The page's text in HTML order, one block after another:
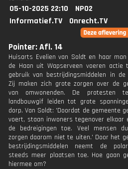
05-10-2025 22:10
NPO2
Informatief.TV
Onrecht.TV
Pointer: Afl. 14
Huisarts Evelien van Soldt en haar
de Haan uit Wapserveen voeren actie
gebruik van bestrijdingsmiddelen in
Zij maken zich grote zorgen over de
van omwonenden. De protesten
landbouwgif leiden tot grote
dorp. Van Soldt: 'Doordat de gemeente
voert, staan inwoners tegenover elkaar
de bedreigingen toe. Veel mensen
zorgen daarom niet te uiten.' Door het
bestrijdingsmiddelen neemt de
steeds meer plaatsen toe. Hoe gaan
hiermee om?